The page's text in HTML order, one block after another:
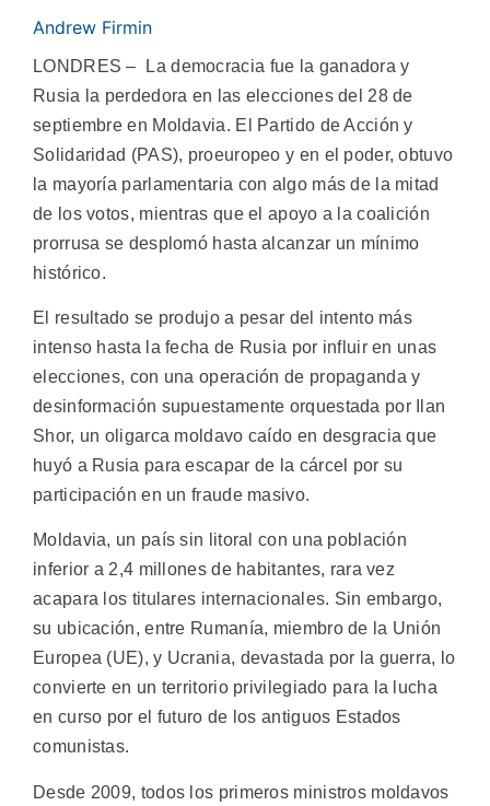
Andrew Firmin
LONDRES – La democracia fue la ganadora y
Rusia la perdedora en las elecciones del 28 de
septiembre en Moldavia. El Partido de Acción y
Solidaridad (PAS), proeuropeo y en el poder, obtuvo
la mayoría parlamentaria con algo más de la mitad
de los votos, mientras que el apoyo a la coalición
prorrusa se desplomó hasta alcanzar un mínimo
histórico.
El resultado se produjo a pesar del intento más
intenso hasta la fecha de Rusia por influir en unas
elecciones, con una operación de propaganda y
desinformación supuestamente orquestada por Ilan
Shor, un oligarca moldavo caído en desgracia que
huyó a Rusia para escapar de la cárcel por su
participación en un fraude masivo.
Moldavia, un país sin litoral con una población
inferior a 2,4 millones de habitantes, rara vez
acapara los titulares internacionales. Sin embargo,
su ubicación, entre Rumanía, miembro de la Unión
Europea (UE), y Ucrania, devastada por la guerra, lo
convierte en un territorio privilegiado para la lucha
en curso por el futuro de los antiguos Estados
comunistas.
Desde 2009, todos los primeros ministros moldavos